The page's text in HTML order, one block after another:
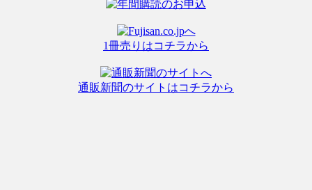
1冊売りはコチラから
通販新聞のサイトはコチラから